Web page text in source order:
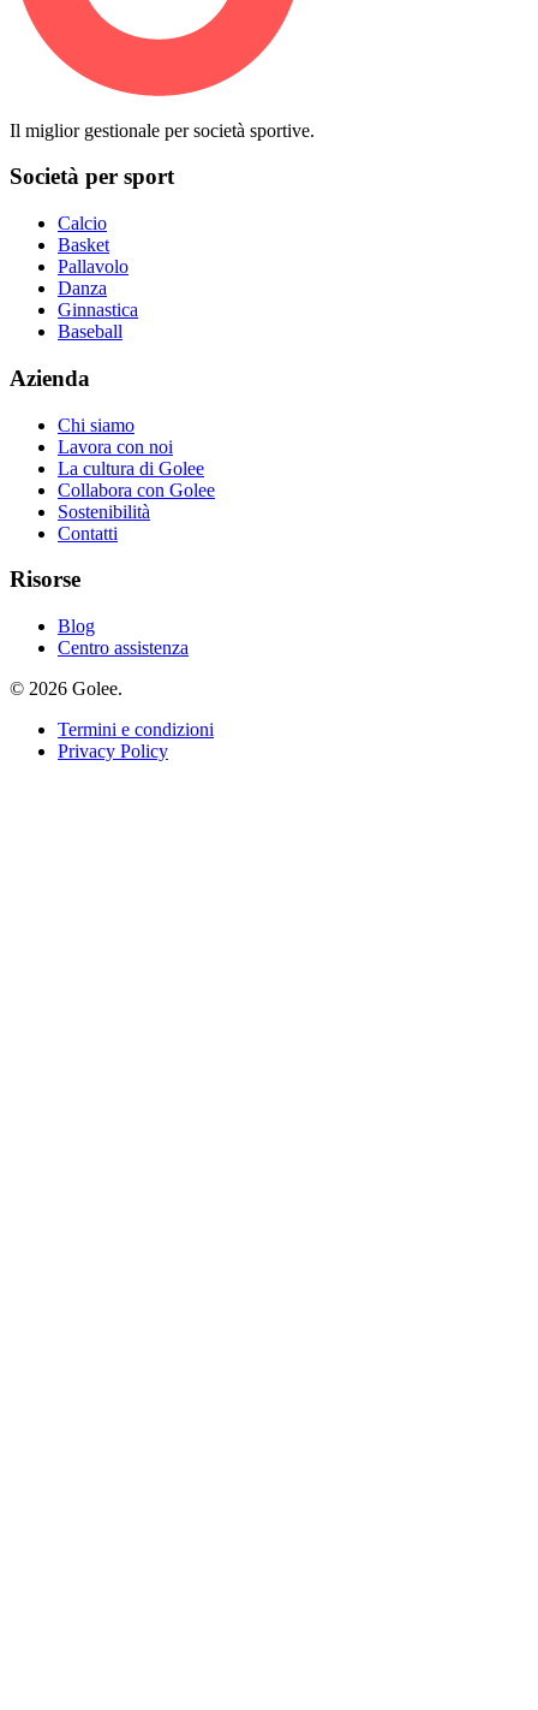
Il miglior gestionale per società sportive.
Società per sport
Calcio
Basket
Pallavolo
Danza
Ginnastica
Baseball
Azienda
Chi siamo
Lavora con noi
La cultura di Golee
Collabora con Golee
Sostenibilità
Contatti
Risorse
Blog
Centro assistenza
© 2026 Golee.
Termini e condizioni
Privacy Policy